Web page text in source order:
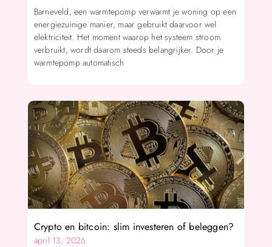
Barneveld, een warmtepomp verwarmt je woning op een
energiezuinige manier, maar gebruikt daarvoor wel
elektriciteit. Het moment waarop het systeem stroom
verbruikt, wordt daarom steeds belangrijker. Door je
warmtepomp automatisch
Crypto en bitcoin: slim investeren of beleggen?
april 13, 2026